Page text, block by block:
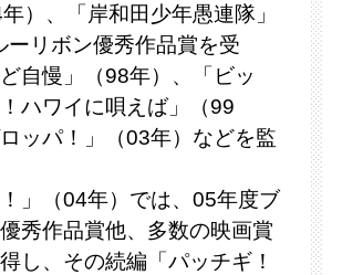
）、「岸和田少年愚連隊」
ーリボン優秀作品賞を受
自慢」（98年）、「ビッ
ハワイに唄えば」（99
ッパ！」（03年）などを監
！」（04年）では、05年度ブ
秀作品賞他、多数の映画賞
し、その続編「パッチギ！